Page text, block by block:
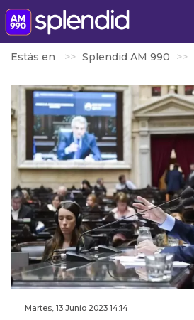
Estás en Splendid AM 990
Martes, 13 Junio 2023 14:14